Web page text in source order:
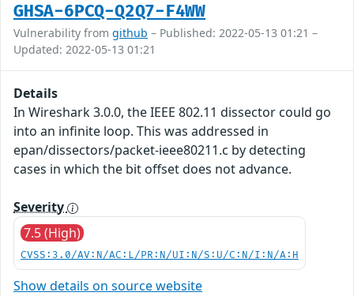
GHSA-6PCQ-Q2Q7-F4WW
Vulnerability from github – Published: 2022-05-13 01:21 –
Updated: 2022-05-13 01:21
Details
In Wireshark 3.0.0, the IEEE 802.11 dissector could go
into an infinite loop. This was addressed in
epan/dissectors/packet-ieee80211.c by detecting
cases in which the bit offset does not advance.
Severity
7.5 (High)
CVSS:3.0/AV:N/AC:L/PR:N/UI:N/S:U/C:N/I:N/A:H
Show details on source website